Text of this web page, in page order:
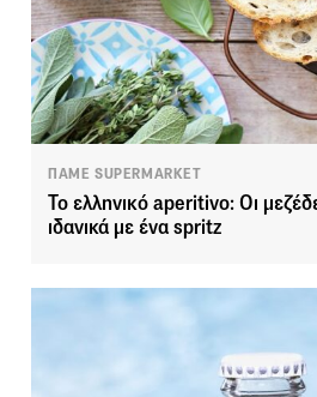
ΠΑΜΕ SUPERMARKET
Το ελληνικό aperitivo: Οι
ιδανικά με ένα spritz